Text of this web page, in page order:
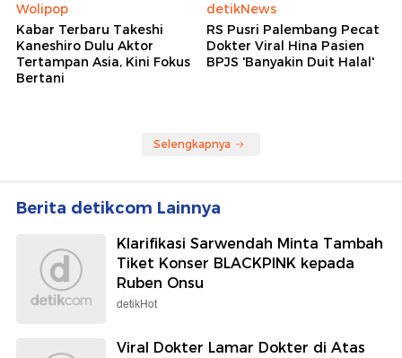
Wolipop
Kabar Terbaru Takeshi
Kaneshiro Dulu Aktor
Tertampan Asia, Kini Fokus
Bertani
detikNews
RS Pusri Palembang Pecat
Dokter Viral Hina Pasien
BPJS 'Banyakin Duit Halal'
Selengkapnya
Berita detikcom Lainnya
Klarifikasi Sarwendah Minta Tambah
Tiket Konser BLACKPINK kepada
Ruben Onsu
detikHot
Viral Dokter Lamar Dokter di Atas